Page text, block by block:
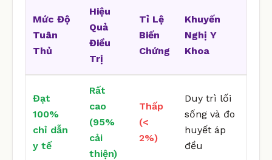
Mức Độ
Tuân
Thủ
Hiệu
Quả
Điều
Trị
Tỉ Lệ
Biến
Chứng
Khuyến
Nghị Y
Khoa
Đạt
100%
chỉ dẫn
y tế
Rất
cao
(95%
cải
thiện)
Thấp
(<
2%)
Duy trì lối
sống và đo
huyết áp
đều